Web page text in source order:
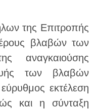
της Επιτροπής
βλαβών των
αναγκαιούσης
των βλαβών
εκτέλεση
και η σύνταξη